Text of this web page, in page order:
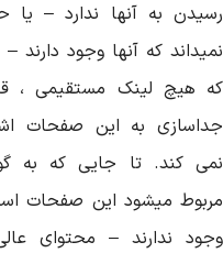
به آنها ندارد – یا
که آنها وجود دارند –
هیچ لینک مستقیمی ،
به این صفحات
کند. تا جایی که به
میشود این صفحات
ندارند – محتوای عالی